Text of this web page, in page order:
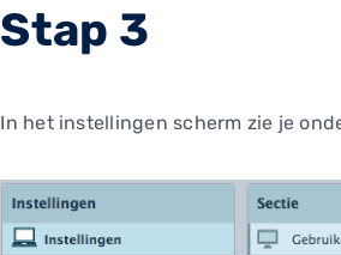
Stap 3
In het instellingen scherm zie je